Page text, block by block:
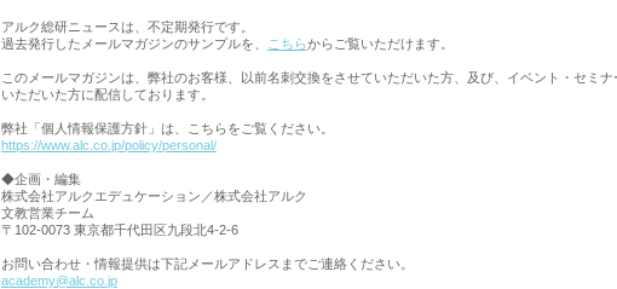
アルク総研ニュースは、不定期発行です。
過去発行したメールマガジンのサンプルを、
こちらからご覧いただけます。
このメールマガジンは、弊社のお客様、以前名刺交換をさせていただいた方、及び、イベント・セミナ
いただいた方に配信しております。
弊社「個人情報保護方針」は、こちらをご覧ください。
https://www.alc.co.jp/policy/personal/
◆企画・編集
株式会社アルクエデュケーション／株式会社アルク
文教営業チーム
〒102-0073 東京都千代田区九段北4-2-6
お問い合わせ・情報提供は下記メールアドレスまでご連絡ください。
academy@alc.co.jp